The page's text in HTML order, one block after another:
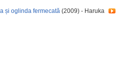
și oglinda fermecată (2009) - Haruka